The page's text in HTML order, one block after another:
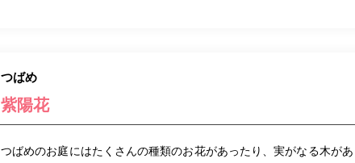
つばめ
紫陽花
つばめのお庭にはたくさんの種類のお花があったり、実がなる木が